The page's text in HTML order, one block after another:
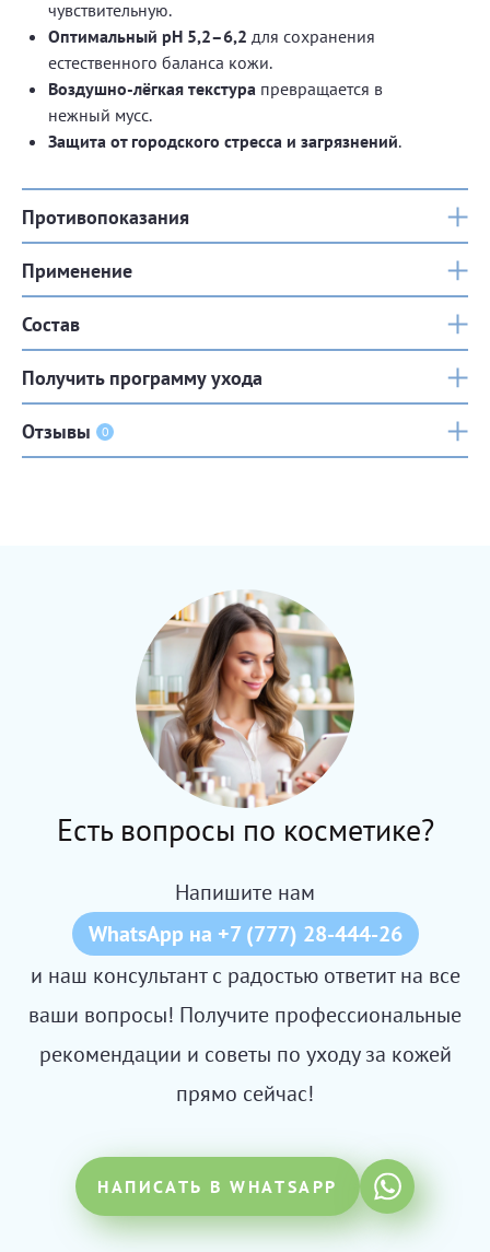
чувствительную.
Оптимальный pH 5,2–6,2 для сохранения
естественного баланса кожи.
Воздушно-лёгкая текстура превращается в
нежный мусс.
Защита от городского стресса и загрязнений.
Противопоказания
Применение
Состав
Получить программу ухода
Отзывы 0
Есть вопросы по косметике?
Напишите нам
WhatsApp на +7 (777) 28-444-26
и наш консультант с радостью ответит на все
ваши вопросы! Получите профессиональные
рекомендации и советы по уходу за кожей
прямо сейчас!
НАПИСАТЬ В WHATSAPP